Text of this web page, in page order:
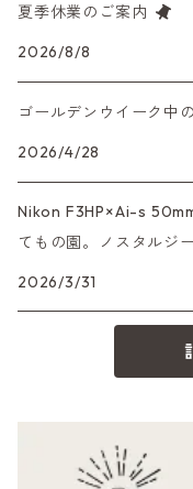
PEN F、FT
OM-1
C35シリーズ
HEXAR
Leica（ライカ）
バルナック
minilux
HASSELBLAD（ハッセ
Rollei（ローライ）
35シリーズ
RICOH（リコー）
コンパクト
Voigtlander（フォクト
YASHICA（ヤシカ）
Carl Zeiss（カールツ
大判カメラ
デジタルカメラ
FD（キヤノン）
EF（キヤノン）
OM（オリンパス）
A（ミノルタ（ソニー
MD（ミノルタ）
K（ペンタックス）
CY（ヤシカコンタック
プレゼント、贈答用にも
夏季休業のご案内
2026/8/8
ゴールデンウイーク中
2026/4/28
Nikon F3HP×Ai-s
てもの園。ノスタルジ
2026/3/31